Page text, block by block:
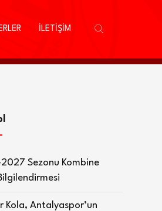
İLETİŞİM
Sezonu Kombine
Kola, Antalyaspor’un